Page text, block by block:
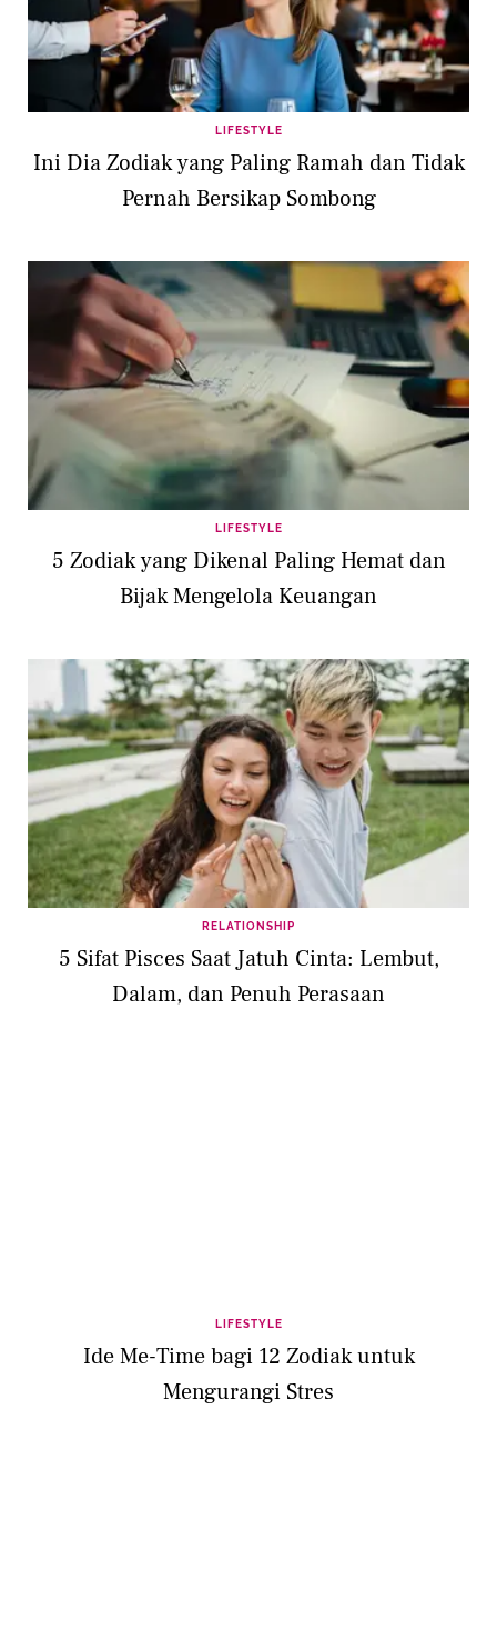
LIFESTYLE
Ini Dia Zodiak yang Paling Ramah dan Tidak
Pernah Bersikap Sombong
LIFESTYLE
5 Zodiak yang Dikenal Paling Hemat dan
Bijak Mengelola Keuangan
RELATIONSHIP
5 Sifat Pisces Saat Jatuh Cinta: Lembut,
Dalam, dan Penuh Perasaan
LIFESTYLE
Ide Me-Time bagi 12 Zodiak untuk
Mengurangi Stres